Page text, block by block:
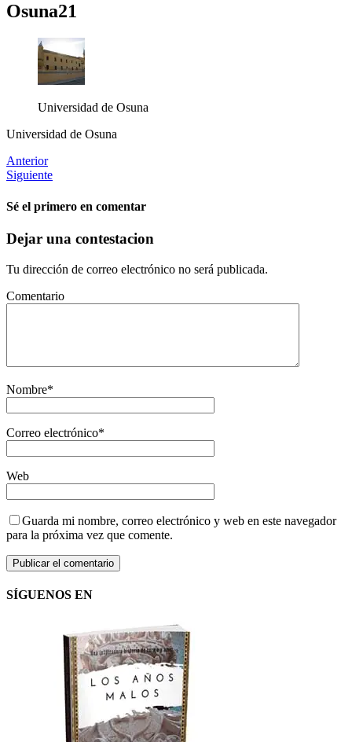
Osuna21
Universidad de Osuna
Universidad de Osuna
Anterior
Siguiente
Sé el primero en comentar
Dejar una contestacion
Tu dirección de correo electrónico no será publicada.
Comentario
Nombre*
Correo electrónico*
Web
Guarda mi nombre, correo electrónico y web en este navegador
para la próxima vez que comente.
SÍGUENOS EN